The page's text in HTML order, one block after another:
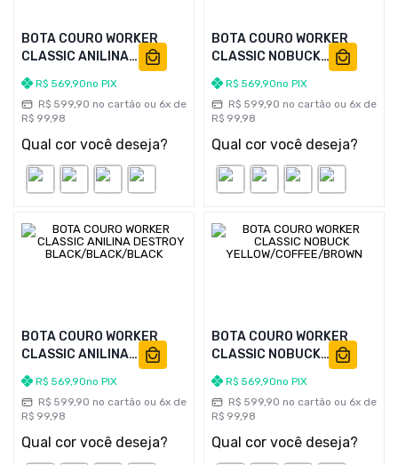
BOTA COURO WORKER
CLASSIC ANILINA
DESTROY
COFFEE/COFFEE/BROWN
R$ 569,90no PIX
R$ 599,90 no cartão ou 6x de
R$ 99,98
Qual cor você deseja?
BOTA COURO WORKER
CLASSIC NOBUCK
CARAMEL/COFFEE/GUM
R$ 569,90no PIX
R$ 599,90 no cartão ou 6x de
R$ 99,98
Qual cor você deseja?
BOTA COURO WORKER
CLASSIC ANILINA
DESTROY
BLACK/BLACK/BLACK
R$ 569,90no PIX
R$ 599,90 no cartão ou 6x de
R$ 99,98
Qual cor você deseja?
BOTA COURO WORKER
CLASSIC NOBUCK
YELLOW/COFFEE/BROWN
R$ 569,90no PIX
R$ 599,90 no cartão ou 6x de
R$ 99,98
Qual cor você deseja?